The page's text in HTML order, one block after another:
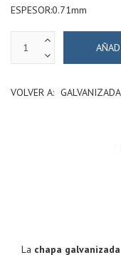
ESPESOR:0.71mm
VOLVER A: GALVANIZADA
La chapa galvanizada